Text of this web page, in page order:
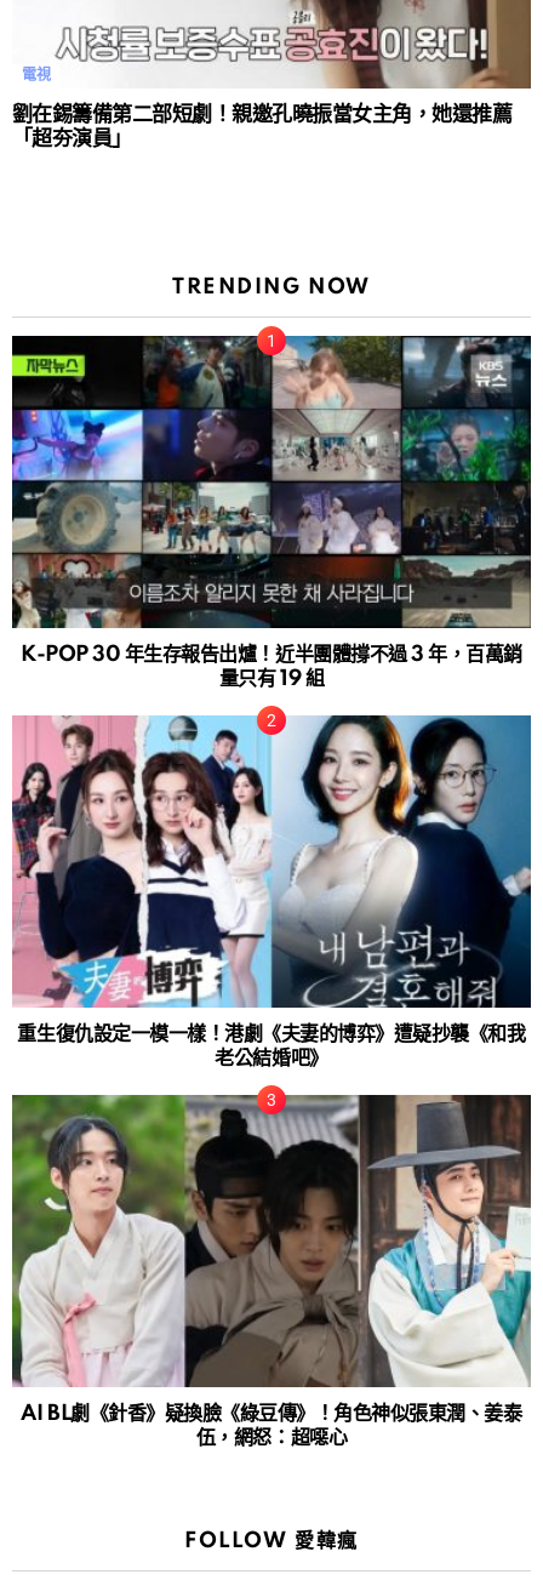
電視
劉在錫籌備第二部短劇！親邀孔曉振當女主角，她還推薦
「超夯演員」
TRENDING NOW
K-POP 30 年生存報告出爐！近半團體撐不過 3 年，百萬銷
量只有 19 組
重生復仇設定一模一樣！港劇《夫妻的博弈》遭疑抄襲《和我
老公結婚吧》
AI BL劇《針香》疑換臉《綠豆傳》！角色神似張東潤、姜泰
伍，網怒：超噁心
FOLLOW 愛韓瘋